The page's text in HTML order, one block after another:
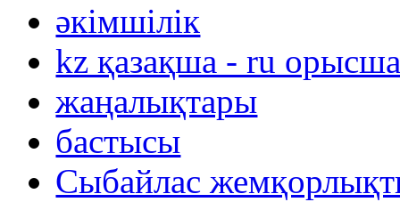
әкімшілік
kz қазақша - ru
жаңалықтары
бастысы
Сыбайлас